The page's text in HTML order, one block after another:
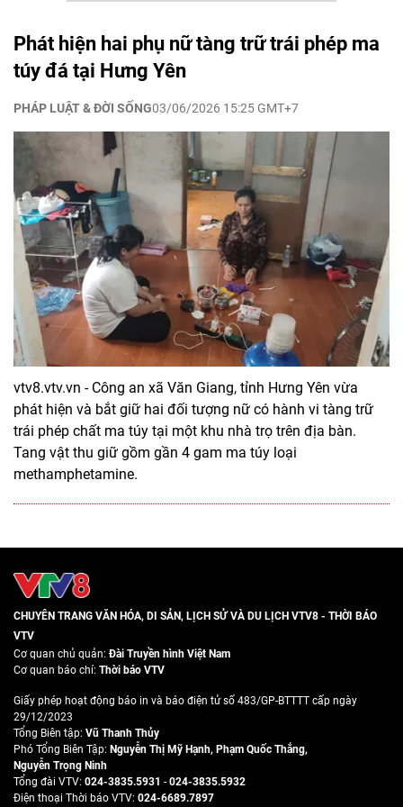
Phát hiện hai phụ nữ tàng trữ trái phép ma
túy đá tại Hưng Yên
PHÁP LUẬT & ĐỜI SỐNG03/06/2026 15:25 GMT+7
vtv8.vtv.vn - Công an xã Văn Giang, tỉnh Hưng Yên vừa
phát hiện và bắt giữ hai đối tượng nữ có hành vi tàng trữ
trái phép chất ma túy tại một khu nhà trọ trên địa bàn.
Tang vật thu giữ gồm gần 4 gam ma túy loại
methamphetamine.
CHUYÊN TRANG VĂN HÓA, DI SẢN, LỊCH SỬ VÀ DU LỊCH VTV8 - THỜI BÁO
VTV
Cơ quan chủ quản:Đài Truyền hình Việt Nam
Cơ quan báo chí: Thời báo VTV
Giấy phép hoạt động báo in và báo điện tử số 483/GP-BTTTT cấp ngày
29/12/2023
Tổng Biên tập: Vũ Thanh Thủy
Phó Tổng Biên Tập: Nguyễn Thị Mỹ Hạnh, Phạm Quốc Thắng,
Nguyễn Trọng Ninh
Tổng đài VTV: 024-3835.5931 - 024-3835.5932
Ðiện thoại Thời báo VTV: 024-6689.7897